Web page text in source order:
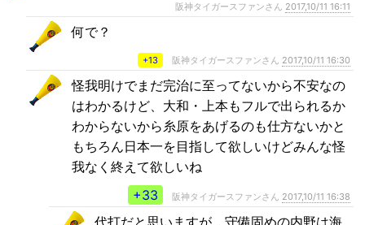
阪神タイガースファンさん 2017,10/11 16:11
何で？
+13 阪神タイガースファンさん 2017,10/11 16:30
怪我明けでまだ完治に至ってないから不安なの
はわかるけど、大和・上本もフルで出られるか
わからないから糸原をあげるのも仕方ないかと
もちろん日本一を目指して欲しいけどみんな怪
我なく終えて欲しいね
+33
阪神タイガースファンさん 2017,10/11 16:38